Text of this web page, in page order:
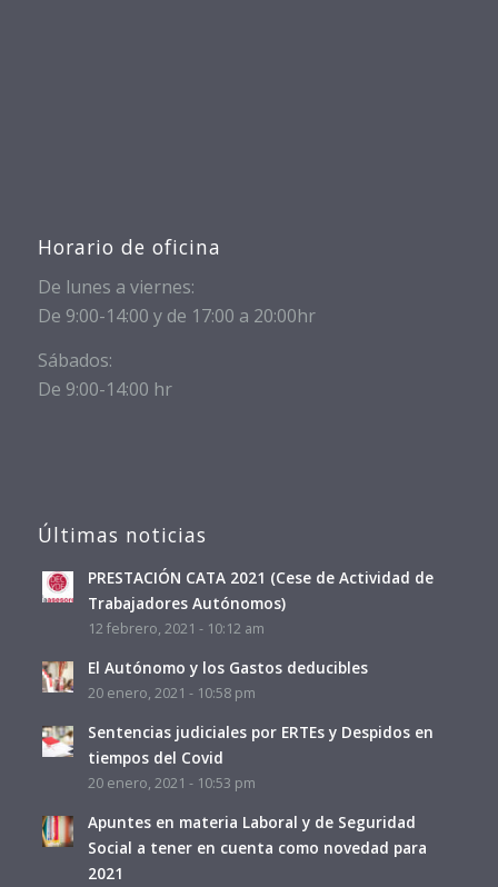
Horario de oficina
De lunes a viernes:
De 9:00-14:00 y de 17:00 a 20:00hr
Sábados:
De 9:00-14:00 hr
Últimas noticias
PRESTACIÓN CATA 2021 (Cese de Actividad de
Trabajadores Autónomos)
12 febrero, 2021 - 10:12 am
El Autónomo y los Gastos deducibles
20 enero, 2021 - 10:58 pm
Sentencias judiciales por ERTEs y Despidos en
tiempos del Covid
20 enero, 2021 - 10:53 pm
Apuntes en materia Laboral y de Seguridad
Social a tener en cuenta como novedad para
2021